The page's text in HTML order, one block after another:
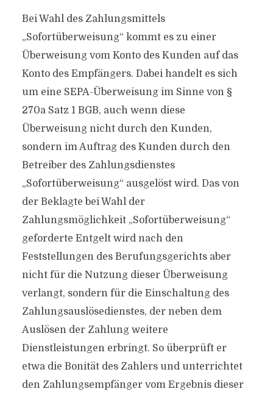
Bei Wahl des Zahlungsmittels
„Sofortüberweisung“ kommt es zu einer
Überweisung vom Konto des Kunden auf das
Konto des Empfängers. Dabei handelt es sich
um eine SEPA-Überweisung im Sinne von §
270a Satz 1 BGB, auch wenn diese
Überweisung nicht durch den Kunden,
sondern im Auftrag des Kunden durch den
Betreiber des Zahlungsdienstes
„Sofortüberweisung“ ausgelöst wird. Das von
der Beklagte bei Wahl der
Zahlungsmöglichkeit „Sofortüberweisung“
geforderte Entgelt wird nach den
Feststellungen des Berufungsgerichts aber
nicht für die Nutzung dieser Überweisung
verlangt, sondern für die Einschaltung des
Zahlungsauslösedienstes, der neben dem
Auslösen der Zahlung weitere
Dienstleistungen erbringt. So überprüft er
etwa die Bonität des Zahlers und unterrichtet
den Zahlungsempfänger vom Ergebnis dieser